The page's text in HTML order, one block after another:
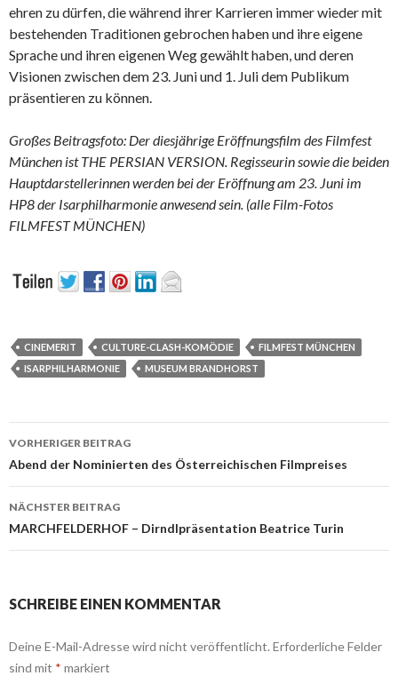
ehren zu dürfen, die während ihrer Karrieren immer wieder mit
bestehenden Traditionen gebrochen haben und ihre eigene
Sprache und ihren eigenen Weg gewählt haben, und deren
Visionen zwischen dem 23. Juni und 1. Juli dem Publikum
präsentieren zu können.
Großes Beitragsfoto: Der diesjährige Eröffnungsfilm des Filmfest
München ist THE PERSIAN VERSION. Regisseurin sowie die beiden
Hauptdarstellerinnen werden bei der Eröffnung am 23. Juni im
HP8 der Isarphilharmonie anwesend sein. (alle Film-Fotos
FILMFEST MÜNCHEN)
CINEMERIT CULTURE-CLASH-KOMÖDIE
FILMFEST MÜNCHEN
ISARPHILHARMONIE
MUSEUM BRANDHORST
Beitrags-
Navigation
VORHERIGER BEITRAG
Abend der Nominierten des Österreichischen Filmpreises
NÄCHSTER BEITRAG
MARCHFELDERHOF – Dirndlpräsentation Beatrice Turin
SCHREIBE EINEN KOMMENTAR
Deine E-Mail-Adresse wird nicht veröffentlicht. Erforderliche Felder
sind mit * markiert